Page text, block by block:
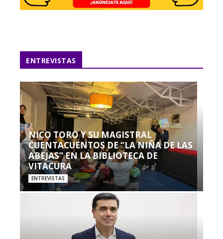
ENTREVISTAS
NICO TORO Y SU MAGISTRAL
CUENTACUENTOS DE “LA NIÑA DE LAS
ABEJAS” EN LA BIBLIOTECA DE
VITACURA
ENTREVISTAS